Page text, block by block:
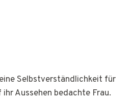
Selbstverständlichkeit für
Aussehen bedachte Frau.